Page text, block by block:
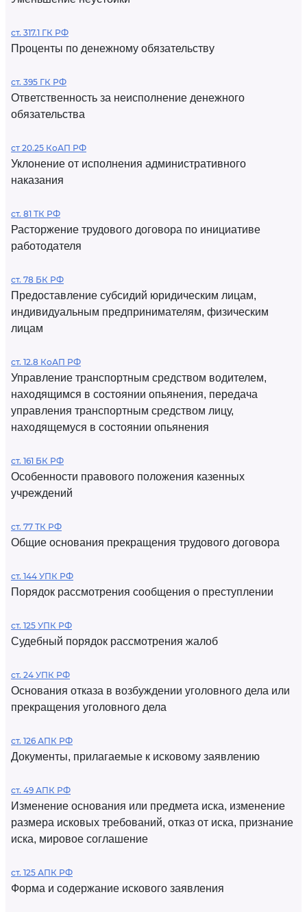
ст. 317.1 ГК РФ
Проценты по денежному обязательству
ст. 395 ГК РФ
Ответственность за неисполнение денежного
обязательства
ст 20.25 КоАП РФ
Уклонение от исполнения административного
наказания
ст. 81 ТК РФ
Расторжение трудового договора по инициативе
работодателя
ст. 78 БК РФ
Предоставление субсидий юридическим лицам,
индивидуальным предпринимателям, физическим
лицам
ст. 12.8 КоАП РФ
Управление транспортным средством водителем,
находящимся в состоянии опьянения, передача
управления транспортным средством лицу,
находящемуся в состоянии опьянения
ст. 161 БК РФ
Особенности правового положения казенных
учреждений
ст. 77 ТК РФ
Общие основания прекращения трудового договора
ст. 144 УПК РФ
Порядок рассмотрения сообщения о преступлении
ст. 125 УПК РФ
Судебный порядок рассмотрения жалоб
ст. 24 УПК РФ
Основания отказа в возбуждении уголовного дела или
прекращения уголовного дела
ст. 126 АПК РФ
Документы, прилагаемые к исковому заявлению
ст. 49 АПК РФ
Изменение основания или предмета иска, изменение
размера исковых требований, отказ от иска, признание
иска, мировое соглашение
ст. 125 АПК РФ
Форма и содержание искового заявления